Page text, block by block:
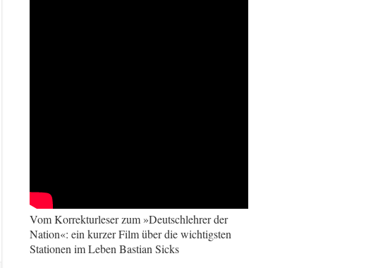
Vom Korrekturleser zum »Deutschlehrer der
Nation«: ein kurzer Film über die wichtigsten
Stationen im Leben Bastian Sicks